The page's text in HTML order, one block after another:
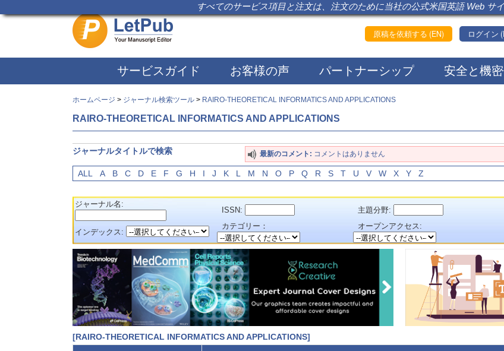
すべてのサービス項目と注文は、注文のために当社の公式米国英語 Web サ
ログイン
原稿を依頼する (EN)
サービスガイド お客様の声 パートナーシップ 安全と機
ホームページ > ジャーナル検索ツール > RAIRO-THEORETICAL INFORMATICS AND APPLICATIONS
RAIRO-THEORETICAL INFORMATICS AND APPLICATIONS
ジャーナルタイトルで検索 最新のコメント: コメントはありません
ALL A B C D E F G H I J K L M N O P Q R S T U V W X Y Z
ジャーナル名:
ISSN: 主題分野:
インデックス:
カテゴリー： オープンアクセス:
[RAIRO-THEORETICAL INFORMATICS AND APPLICATIONS]